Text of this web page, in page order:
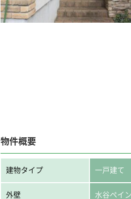
物件概要
建物タイプ 一戸建て
外壁
水谷ペイ